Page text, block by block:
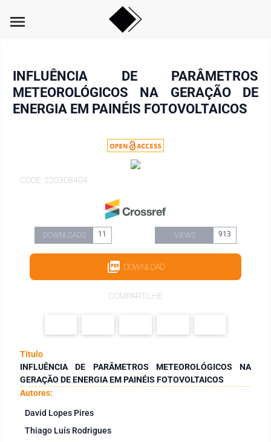
menu
INFLUÊNCIA DE PARÂMETROS
METEOROLÓGICOS NA GERAÇÃO DE
ENERGIA EM PAINÉIS FOTOVOLTAICOS
CODE: 220308404
DOWNLOADS 11 VIEWS 913
DOWNLOAD
COMPARTILHE
Título
INFLUÊNCIA DE PARÂMETROS METEOROLÓGICOS NA
GERAÇÃO DE ENERGIA EM PAINÉIS FOTOVOLTAICOS
Autores:
David Lopes Pires
Thiago Luís Rodrigues